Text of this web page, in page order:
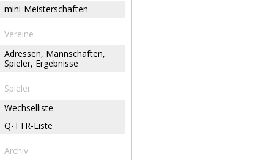
mini-Meisterschaften
Vereine
Adressen, Mannschaften,
Spieler, Ergebnisse
Spieler
Wechselliste
Q-TTR-Liste
Archiv